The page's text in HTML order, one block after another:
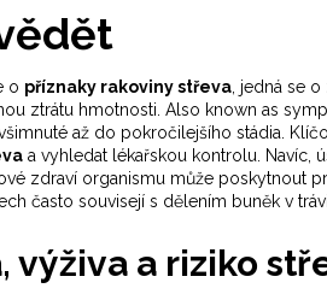
o příznaky rakoviny střeva, jedná se o
ztrátu hmotnosti . Also known as
až do pokročilejšího stádia.
a vyhledat lékařskou kontrolu. Navíc,
zdraví organismu může poskytnout
často souvisejí s dělením buněk v
výživa a riziko